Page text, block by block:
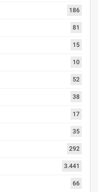
186
81
15
10
52
38
17
35
292
3.441
66